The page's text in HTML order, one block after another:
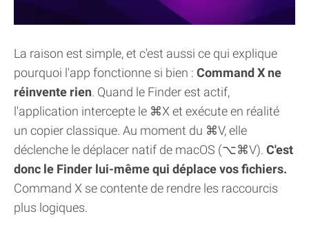
La raison est simple, et c'est aussi ce qui explique
pourquoi l'app fonctionne si bien : Command X ne
réinvente rien. Quand le Finder est actif,
l'application intercepte le ⌘X et exécute en réalité
un copier classique. Au moment du ⌘V, elle
déclenche le déplacer natif de macOS (⌥⌘V). C'est
donc le Finder lui-même qui déplace vos fichiers.
Command X se contente de rendre les raccourcis
plus logiques.